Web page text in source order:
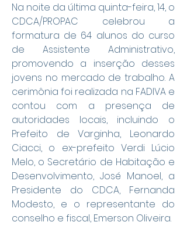
Na noite da última quinta-feira, 14, o
CDCA/PROPAC celebrou a
formatura de 64 alunos do curso
de Assistente Administrativo,
promovendo a inserção desses
jovens no mercado de trabalho. A
cerimônia foi realizada na FADIVA e
contou com a presença de
autoridades locais, incluindo o
Prefeito de Varginha, Leonardo
Ciacci, o ex-prefeito Verdi Lúcio
Melo, o Secretário de Habitação e
Desenvolvimento, José Manoel, a
Presidente do CDCA, Fernanda
Modesto, e o representante do
conselho e fiscal, Emerson Oliveira.